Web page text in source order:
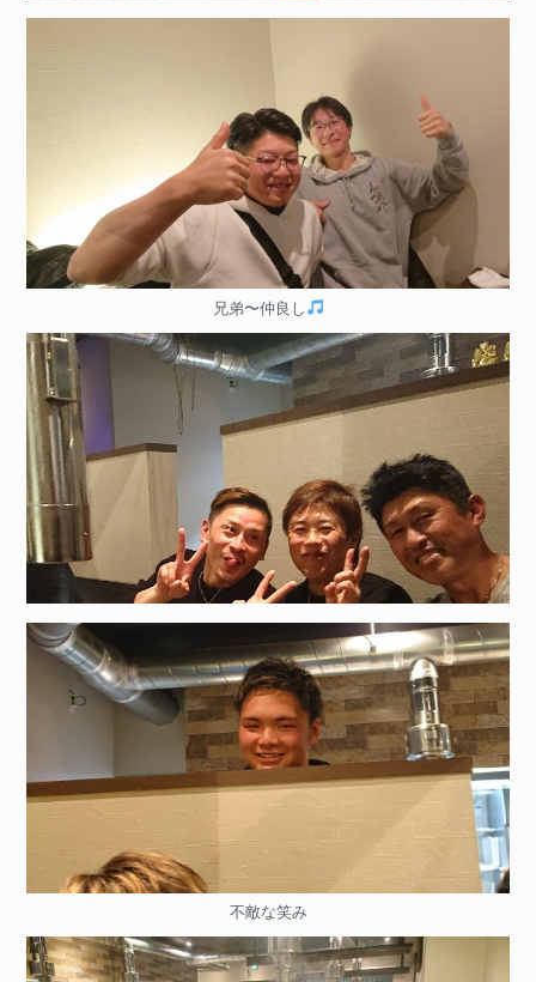
兄弟〜仲良し
不敵な笑み